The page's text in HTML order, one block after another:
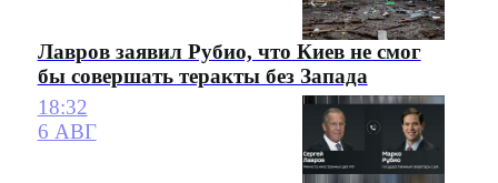
Лавров заявил Рубио, что Киев не смог
бы совершать теракты без Запада
18:32
6 АВГ